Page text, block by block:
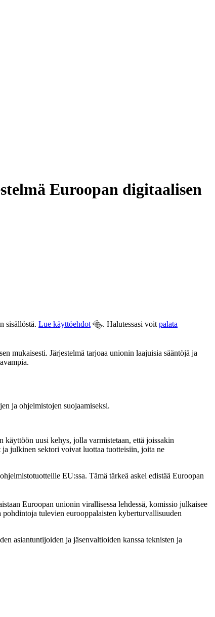
Euroopan digitaalisen
sisällöstä. Lue käyttöehdot . Halutessasi voit palata
mukaisesti. Järjestelmä tarjoaa unionin laajuisia sääntöjä ja
ja ohjelmistojen suojaamiseksi.
uusi kehys, jolla varmistetaan, että joissakin
julkinen sektori voivat luottaa tuotteisiin, joita ne
EU:ssa. Tämä tärkeä askel edistää Euroopan
Euroopan unionin virallisessa lehdessä, komissio julkaisee
tulevien eurooppalaisten kyberturvallisuuden
asiantuntijoiden ja jäsenvaltioiden kanssa teknisten ja